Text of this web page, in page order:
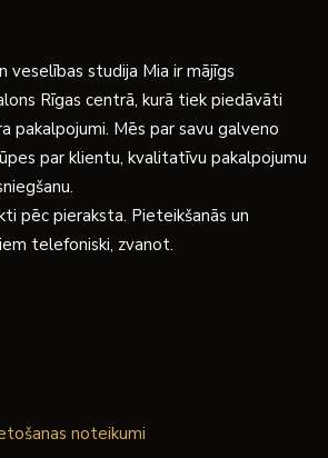
veselības studija Mia ir mājīgs
Rīgas centrā, kurā tiek piedāvāti
pakalpojumi. Mēs par savu galveno
par klientu, kvalitatīvu pakalpojumu
pēc pieraksta. Pieteikšanās un
telefoniski, zvanot.
noteikumi